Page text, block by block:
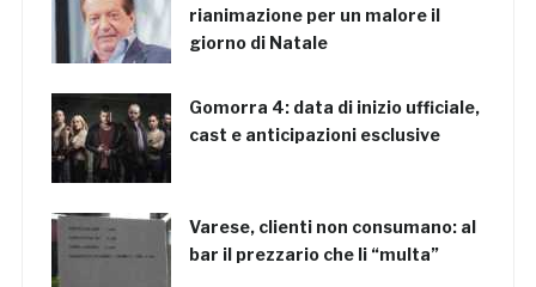
rianimazione per un malore il
giorno di Natale
Gomorra 4: data di inizio ufficiale,
cast e anticipazioni esclusive
Varese, clienti non consumano: al
bar il prezzario che li “multa”